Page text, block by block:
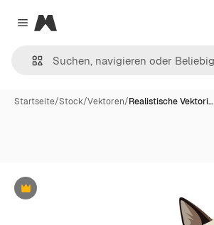
Close menu
Magnific
Startseite/Stock/Vektoren/Realistische Vektori…
Premium